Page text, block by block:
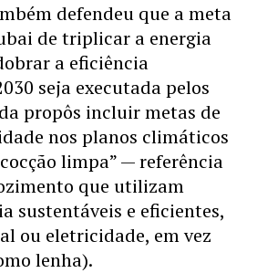
defendeu que a meta
de triplicar a energia
a eficiência
seja executada pelos
propôs incluir metas de
nos planos climáticos
limpa” — referência
que utilizam
sustentáveis e eficientes,
ou eletricidade, em vez
lenha).